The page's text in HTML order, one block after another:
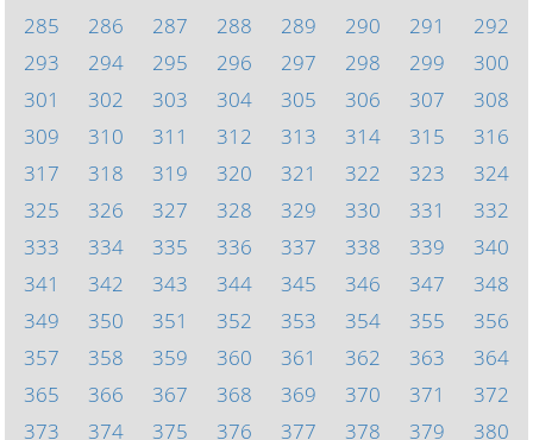
285
286 287 288 289 290 291
292
293
294 295 296 297 298 299
300
301
302 303 304 305 306 307
308
309
310 311 312 313 314 315
316
317
318 319 320 321 322 323
324
325
326 327 328 329 330 331
332
333
334 335 336 337 338 339
340
341
342 343 344 345 346 347
348
349
350 351 352 353 354 355
356
357
358 359 360 361 362 363
364
365
366 367 368 369 370 371
372
373
374 375 376 377 378 379 380